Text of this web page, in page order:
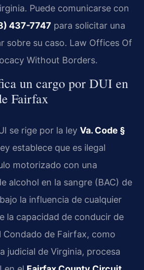
Puede comunicarse con
437-7747 para solicitar una
sobre su caso. Law Offices Of
Without Borders.
un cargo por DUI en
Fairfax
se rige por la ley Va. Code §
establece que es ilegal
motorizado con una
alcohol en la sangre (BAC) de
la influencia de cualquier
la capacidad de conducir de
Condado de Fairfax, como
judicial de Virginia, procesa